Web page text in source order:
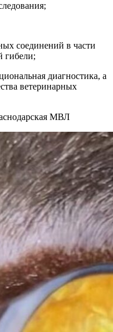
соединений в части
гибели;
диагностика, а
ветеринарных
МВЛ